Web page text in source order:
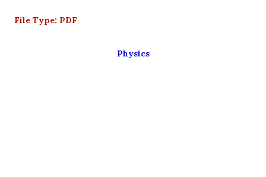
File Type: PDF
Physics